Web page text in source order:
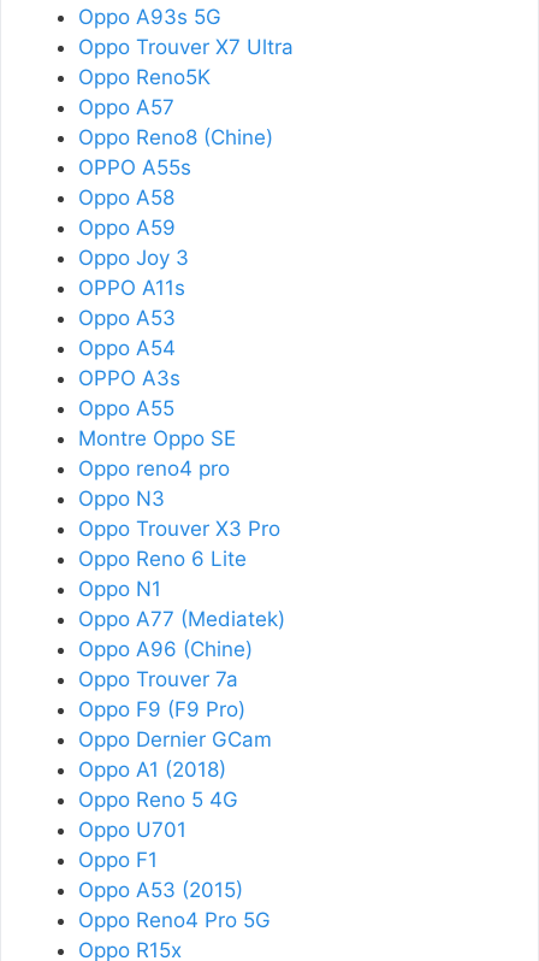
Oppo A93s 5G
Oppo Trouver X7 Ultra
Oppo Reno5K
Oppo A57
Oppo Reno8 (Chine)
OPPO A55s
Oppo A58
Oppo A59
Oppo Joy 3
OPPO A11s
Oppo A53
Oppo A54
OPPO A3s
Oppo A55
Montre Oppo SE
Oppo reno4 pro
Oppo N3
Oppo Trouver X3 Pro
Oppo Reno 6 Lite
Oppo N1
Oppo A77 (Mediatek)
Oppo A96 (Chine)
Oppo Trouver 7a
Oppo F9 (F9 Pro)
Oppo Dernier GCam
Oppo A1 (2018)
Oppo Reno 5 4G
Oppo U701
Oppo F1
Oppo A53 (2015)
Oppo Reno4 Pro 5G
Oppo R15x